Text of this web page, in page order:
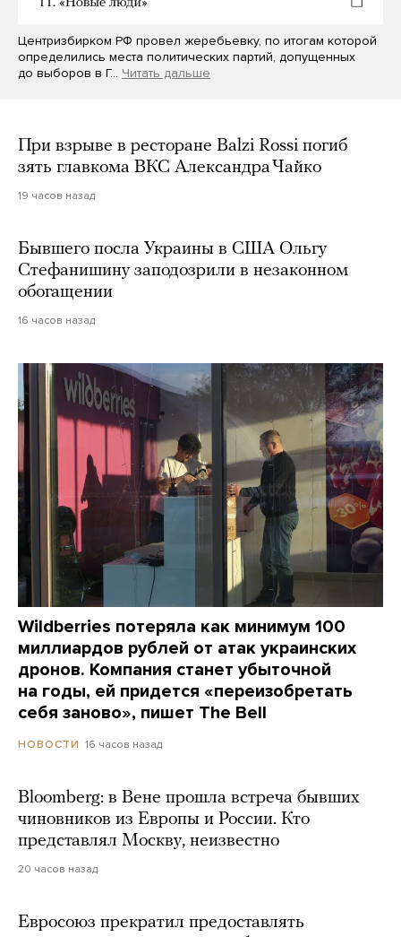
Центризбирком РФ провел жеребьевку, по итогам которой
определились места политических партий, допущенных
до выборов в Г… Читать дальше
При взрыве в ресторане Balzi Rossi погиб
зять главкома ВКС Александра Чайко
19 часов назад
Бывшего посла Украины в США Ольгу
Стефанишину заподозрили в незаконном
обогащении
16 часов назад
Wildberries потеряла как минимум 100
миллиардов рублей от атак украинских
дронов. Компания станет убыточной
на годы, ей придется «переизобретать
себя заново», пишет The Bell
НОВОСТИ 16 часов назад
Bloomberg: в Вене прошла встреча бывших
чиновников из Европы и России. Кто
представлял Москву, неизвестно
20 часов назад
Евросоюз прекратил предоставлять